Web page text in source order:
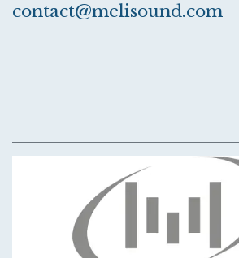
contact@melisound.com